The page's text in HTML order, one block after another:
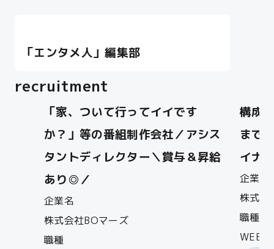
「エンタメ⼈」編集部
recruitment
「家、ついて行ってイイです
か？」等の番組制作会社／アシス
タントディレクター＼賞与＆昇給
あり◎／
企業名
株式会社BOマーズ
職種
構成
まで
イナ
企業名
株式会
職種
WEB